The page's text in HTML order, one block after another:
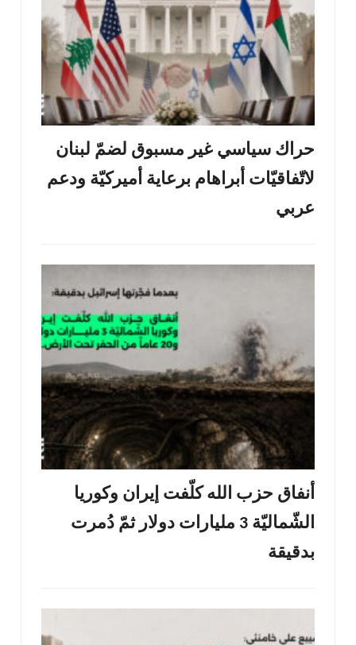
حراك سياسي غير مسبوق لضمّ لبنان
لاتّفاقيّات أبراهام برعاية أميركيّة ودعم
عربي
أنفاق حزب الله كلّفت إيران وكوريا
الشّماليّة 3 مليارات دولار ثمّ دُمرت
بدقيقة